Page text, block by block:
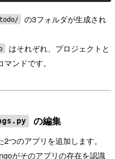
の3フォルダが生成され
はそれぞれ、プロジェクトと
ンドです。
の編集
2つのアプリを追加します。
がそのアプリの存在を認識